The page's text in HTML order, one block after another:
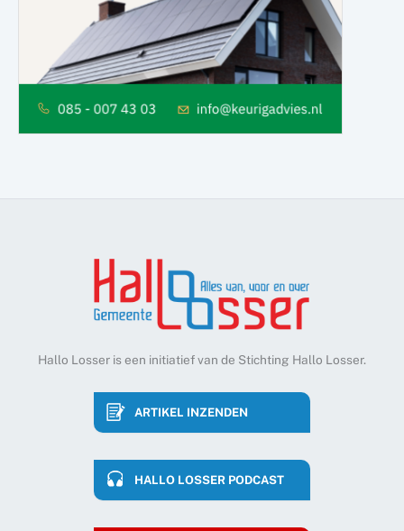
Hallo Losser is een initiatief van de Stichting Hallo Losser.
ARTIKEL INZENDEN
HALLO LOSSER PODCAST